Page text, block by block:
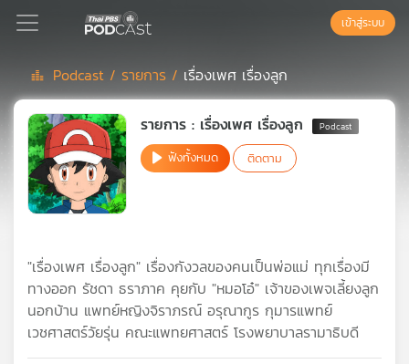
Podcast
เพล
เพล
เข้าสู่ระบบ
Podcast /รายการ / เรื่องเพศ เรื่องลูก
รายการ : เรื่องเพศ เรื่องลูก
ฟังทั้งหมด ติดตาม
"เรื่องเพศ เรื่องลูก" เรื่องกังวลของคนเป็นพ่อแม่ ทุกเรื่องมี
ทางออก รัชดา ธราภาค คุยกับ "หมอโอ๋" เจ้าของเพจเลี้ยงลูก
นอกบ้าน แพทย์หญิงจิราภรณ์ อรุณากูร กุมารแพทย์
เวชศาสตร์วัยรุ่น คณะแพทยศาสตร์ โรงพยาบาลรามาธิบดี